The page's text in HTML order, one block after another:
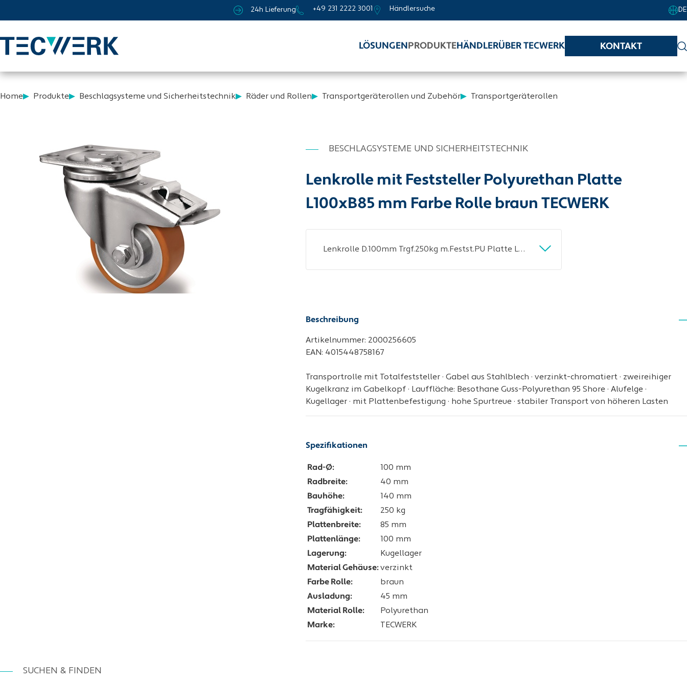
24h Lieferung +49 231 2222 3001 Händlersuche DE
LÖSUNGEN PRODUKTEHÄNDLERÜBER TECWERK KONTAKT
Home Produkte Beschlagsysteme und Sicherheitstechnik Räder und Rollen Transportgeräterollen und Zubehör Transportgeräterollen
BESCHLAGSYSTEME UND SICHERHEITSTECHNIK
Lenkrolle mit Feststeller Polyurethan Platte
L100xB85 mm Farbe Rolle braun TECWERK
Lenkrolle D.100mm Trgf.250kg m.Festst.PU Platte L100xB85mm Rl.braun TECWERK
Beschreibung
Artikelnummer: 2000256605
EAN: 4015448758167
Transportrolle mit Totalfeststeller · Gabel aus Stahlblech · verzinkt-chromatiert · zweireihiger
Kugelkranz im Gabelkopf · Lauffläche: Besothane Guss-Polyurethan 95 Shore · Alufelge ·
Kugellager · mit Plattenbefestigung · hohe Spurtreue · stabiler Transport von höheren Lasten
Spezifikationen
Rad-Ø:
100 mm
Radbreite:
40 mm
Bauhöhe:
140 mm
Tragfähigkeit:
250 kg
Plattenbreite:
85 mm
Plattenlänge:
100 mm
Lagerung:
Kugellager
Material Gehäuse: verzinkt
Farbe Rolle:
braun
Ausladung:
45 mm
Material Rolle:
Polyurethan
Marke:
TECWERK
SUCHEN & FINDEN